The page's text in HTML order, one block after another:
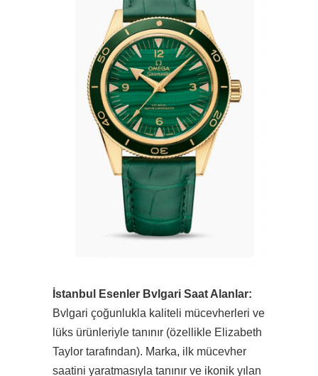
İstanbul Esenler Bvlgari Saat Alanlar:
Bvlgari çoğunlukla kaliteli mücevherleri ve
lüks ürünleriyle tanınır (özellikle Elizabeth
Taylor tarafından). Marka, ilk mücevher
saatini yaratmasıyla tanınır ve ikonik yılan